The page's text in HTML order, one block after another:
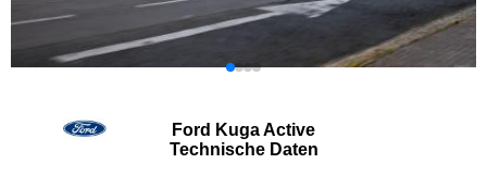
Ford Kuga Active
Technische Daten